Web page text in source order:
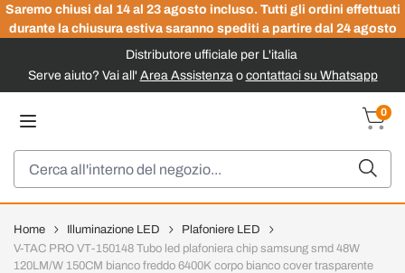
Saremo chiusi dal 14 al 23 agosto incluso. Tutti gli ordini effettuati
durante la chiusura estiva saranno spediti a partire dal 24 agosto
Distributore ufficiale per L'italia
Serve aiuto? Vai all' Area Assistenzao contattaci su Whatsapp
0
Home Illuminazione LED
Plafoniere LED
V-TAC PRO VT-150148 Tubo led plafoniera chip samsung smd 48W
120LM/W 150CM bianco freddo 6400K corpo bianco cover trasparente